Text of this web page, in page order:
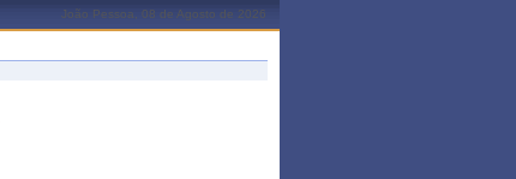
João Pessoa, 08 de Agosto de 2026